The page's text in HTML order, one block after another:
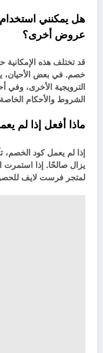
هل يمكنني
عروض أخرى؟
قد تختلف هذه
خصم. في بعض الأحيان،
الترويجية الأخرى، وفي
الشروط والأحكام
ماذا أفعل إذا لم
إذا لم يعمل كود الخصم،
يزال صالحًا. إذا استمرت
لمتجر فرست لايف